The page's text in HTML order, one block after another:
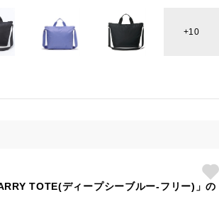
10
TOTE(ディープシーブルー-フリー)」の